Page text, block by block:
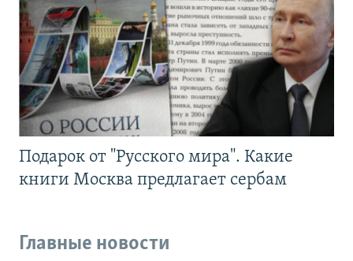
Подарок от "Русского мира". Какие
книги Москва предлагает сербам
Главные новости